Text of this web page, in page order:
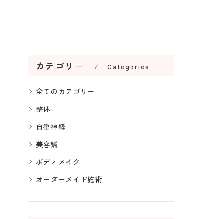
カテゴリー Categories
全てのカテゴリー
整体
自律神経
美容鍼
ボディメイク
オーダーメイド施術